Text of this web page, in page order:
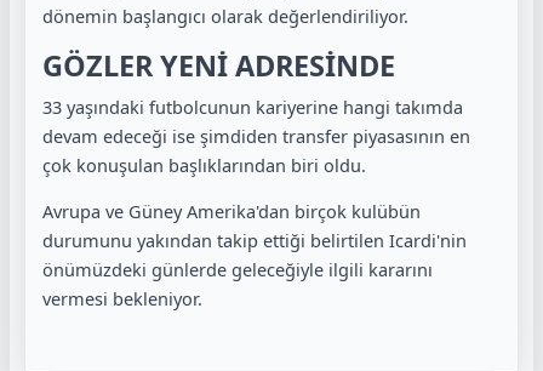
dönemin başlangıcı olarak değerlendiriliyor.
GÖZLER YENİ ADRESİNDE
33 yaşındaki futbolcunun kariyerine hangi takımda
devam edeceği ise şimdiden transfer piyasasının en
çok konuşulan başlıklarından biri oldu.
Avrupa ve Güney Amerika'dan birçok kulübün
durumunu yakından takip ettiği belirtilen Icardi'nin
önümüzdeki günlerde geleceğiyle ilgili kararını
vermesi bekleniyor.